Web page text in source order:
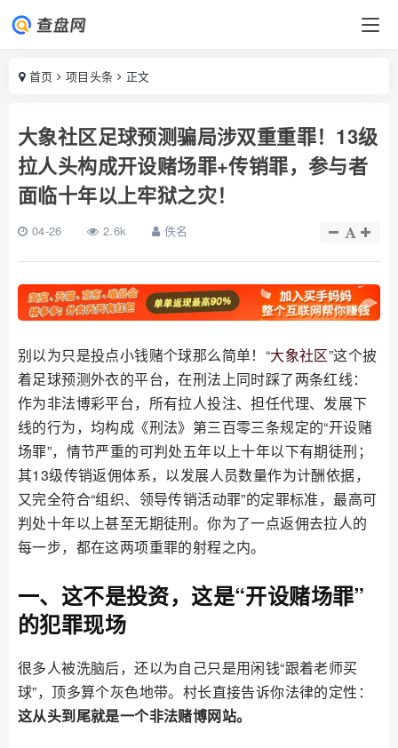
首页 项目头条 正文
大象社区足球预测骗局涉双重重罪！13级
拉人头构成开设赌场罪+传销罪，参与者
面临十年以上牢狱之灾！
04-26 2.6k 佚名
别以为只是投点小钱赌个球那么简单！“大象社区”这个披
着足球预测外衣的平台，在刑法上同时踩了两条红线：
作为非法博彩平台，所有拉人投注、担任代理、发展下
线的行为，均构成《刑法》第三百零三条规定的“开设赌
场罪”，情节严重的可判处五年以上十年以下有期徒刑；
其13级传销返佣体系，以发展人员数量作为计酬依据，
又完全符合“组织、领导传销活动罪”的定罪标准，最高可
判处十年以上甚至无期徒刑。你为了一点返佣去拉人的
每一步，都在这两项重罪的射程之内。
一、这不是投资，这是“开设赌场罪”
的犯罪现场
很多人被洗脑后，还以为自己只是用闲钱“跟着老师买
球”，顶多算个灰色地带。村长直接告诉你法律的定性：
这从头到尾就是一个非法赌博网站。